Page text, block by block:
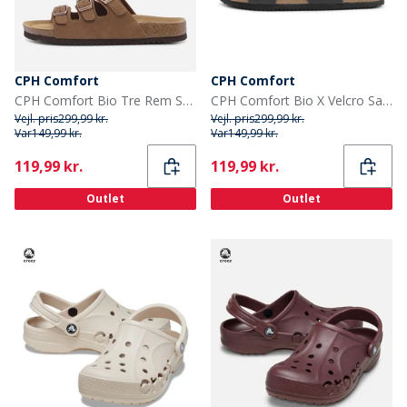
CPH Comfort
CPH Comfort Bio Tre Rem Sandaler Camel
Vejl. pris299,99 kr.
Var149,99 kr.
Current
119,99 kr.
Outlet
CPH Comfort
CPH Comfort Bio X Velcro Sandaler Sort
Vejl. pris299,99 kr.
Var149,99 kr.
Current
119,99 kr.
Outlet